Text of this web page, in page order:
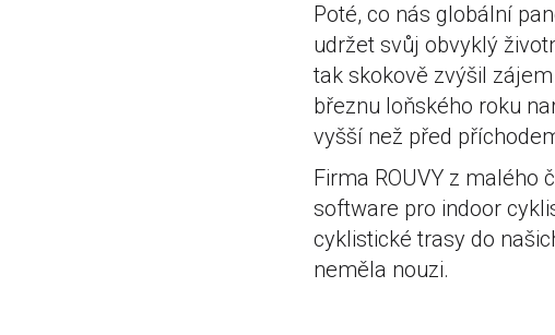
Poté, co nás globální
udržet svůj obvyklý
tak skokově zvýšil
březnu loňského roku
vyšší než před
Firma ROUVY z
software pro indoor
cyklistické trasy do
neměla nouzi.